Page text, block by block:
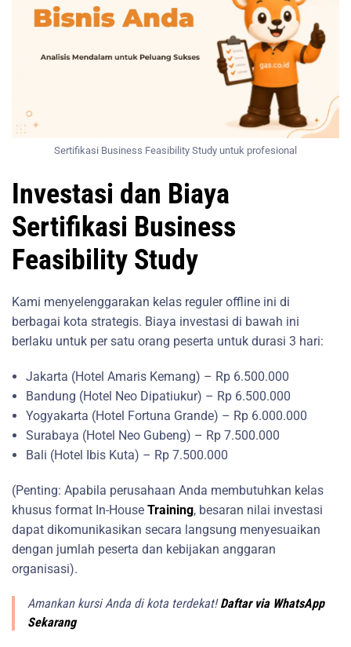
Sertifikasi Business Feasibility Study untuk profesional
Investasi dan Biaya
Sertifikasi Business
Feasibility Study
Kami menyelenggarakan kelas reguler offline ini di
berbagai kota strategis. Biaya investasi di bawah ini
berlaku untuk per satu orang peserta untuk durasi 3 hari:
Jakarta (Hotel Amaris Kemang) – Rp 6.500.000
Bandung (Hotel Neo Dipatiukur) – Rp 6.500.000
Yogyakarta (Hotel Fortuna Grande) – Rp 6.000.000
Surabaya (Hotel Neo Gubeng) – Rp 7.500.000
Bali (Hotel Ibis Kuta) – Rp 7.500.000
(Penting: Apabila perusahaan Anda membutuhkan kelas
khusus format In-House Training, besaran nilai investasi
dapat dikomunikasikan secara langsung menyesuaikan
dengan jumlah peserta dan kebijakan anggaran
organisasi).
Amankan kursi Anda di kota terdekat!Daftar via WhatsApp
Sekarang